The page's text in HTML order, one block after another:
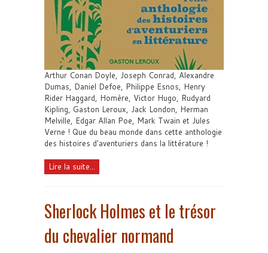
Arthur Conan Doyle, Joseph Conrad, Alexandre
Dumas, Daniel Defoe, Philippe Esnos, Henry
Rider Haggard, Homère, Victor Hugo, Rudyard
Kipling, Gaston Leroux, Jack London, Herman
Melville, Edgar Allan Poe, Mark Twain et Jules
Verne ! Que du beau monde dans cette anthologie
des histoires d'aventuriers dans la littérature !
Lire la suite...
Sherlock Holmes et le trésor
du chevalier normand